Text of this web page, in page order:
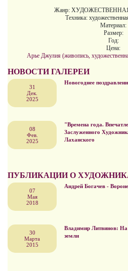
Жанр:
Техника:
Материал:
Размер:
Год:
Цена:
Арье Джулия (живопись,
НОВОСТИ ГАЛЕРЕИ
31
Дек.
2025
Новогоднее
08
Фев.
2025
"Времена года.
Заслуженного
Лаханского
ПУБЛИКАЦИИ О
07
Мая
2018
Андрей Богачев -
30
Марта
2015
Владимир Литвинов: На
земли